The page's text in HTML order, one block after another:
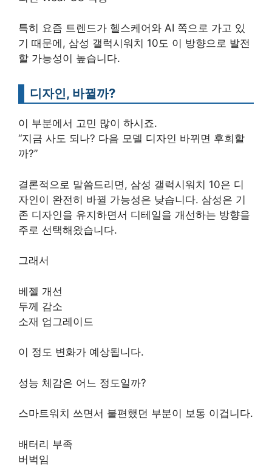
특히 요즘 트렌드가 헬스케어와 AI 쪽으로 가고 있
기 때문에, 삼성 갤럭시워치 10도 이 방향으로 발전
할 가능성이 높습니다.
디자인, 바뀔까?
이 부분에서 고민 많이 하시죠.
“지금 사도 되나? 다음 모델 디자인 바뀌면 후회할
까?”
결론적으로 말씀드리면, 삼성 갤럭시워치 10은 디
자인이 완전히 바뀔 가능성은 낮습니다. 삼성은 기
존 디자인을 유지하면서 디테일을 개선하는 방향을
주로 선택해왔습니다.
그래서
베젤 개선
두께 감소
소재 업그레이드
이 정도 변화가 예상됩니다.
성능 체감은 어느 정도일까?
스마트워치 쓰면서 불편했던 부분이 보통 이겁니다.
배터리 부족
버벅임